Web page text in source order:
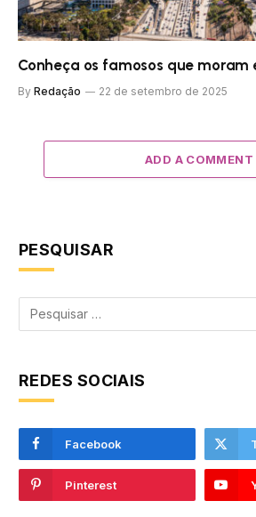
Conheça os famosos que moram
By Redação 22 de setembro de 2025
ADD A COMMENT
PESQUISAR
REDES SOCIAIS
Facebook
Pinterest